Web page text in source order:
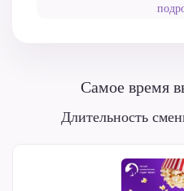
Самое время
Длительность